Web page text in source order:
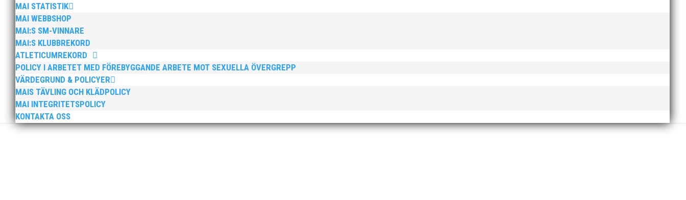
MAI STATISTIK
MAI WEBBSHOP
MAI:S SM-VINNARE
MAI:S KLUBBREKORD
ATLETICUMREKORD
POLICY I ARBETET MED FÖREBYGGANDE ARBETE MOT SEXUELLA ÖVERGREPP
VÄRDEGRUND & POLICYER
MAIS TÄVLING OCH KLÄDPOLICY
MAI INTEGRITETSPOLICY
KONTAKTA OSS
Sprinterdrottningen Julia Henriksson vann dubbla guld när SM avgjordes i Karlstad i helgen. Thobias Montler segrade programenligt i längdhoppet medan MAI:s kastare
firade stora triumfer. Wictor Petersson plockade som väntat hem guldet i kula på lördagen och bärgade...